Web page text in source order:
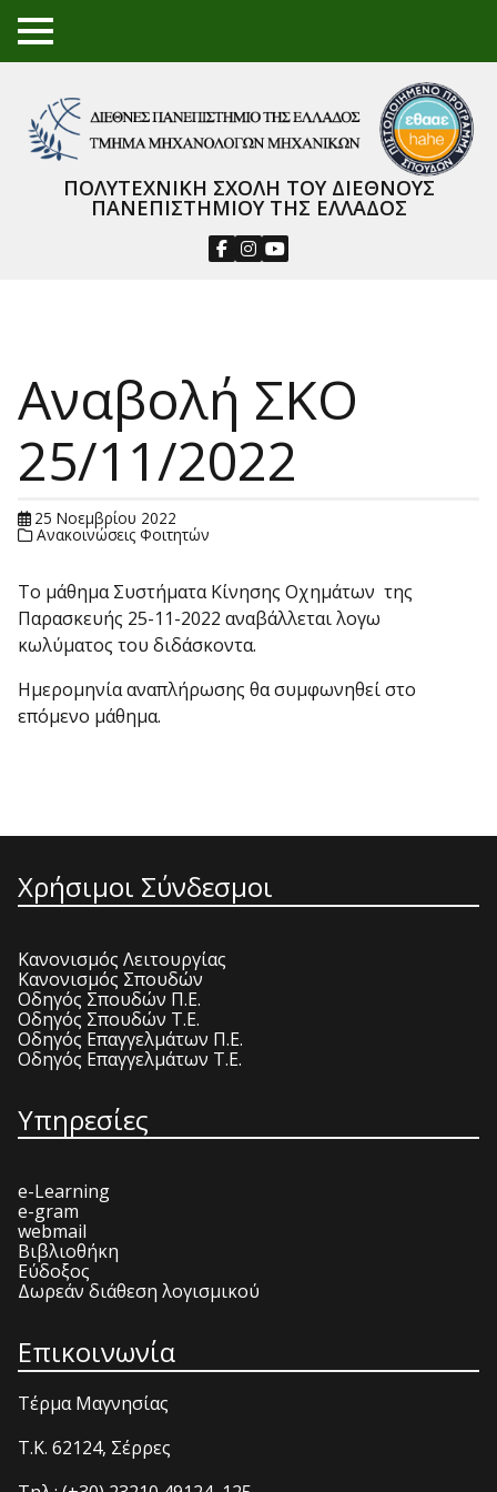
TO
GGL
NU
ΠΟΛΥΤΕΧΝΙΚΗ ΣΧΟΛΗ ΤΟΥ ΔΙΕΘΝΟΥΣ
ΠΑΝΕΠΙΣΤΗΜΙΟΥ ΤΗΣ ΕΛΛΑΔΟΣ
Αναβολή ΣΚΟ
25/11/2022
25 Νοεμβρίου 2022
Ανακοινώσεις Φοιτητών
Το μάθημα Συστήματα Κίνησης Οχημάτων της
Παρασκευής 25-11-2022 αναβάλλεται λογω
κωλύματος του διδάσκοντα.
Ημερομηνία αναπλήρωσης θα συμφωνηθεί στο
επόμενο μάθημα.
Χρήσιμοι Σύνδεσμοι
Κανονισμός Λειτουργίας
Κανονισμός Σπουδών
Οδηγός Σπουδών Π.Ε.
Οδηγός Σπουδών Τ.Ε.
Οδηγός Επαγγελμάτων Π.Ε.
Οδηγός Επαγγελμάτων Τ.Ε.
Υπηρεσίες
e-Learning
e-gram
webmail
Βιβλιοθήκη
Εύδοξος
Δωρεάν διάθεση λογισμικού
Επικοινωνία
Τέρμα Μαγνησίας
T.K. 62124, Σέρρες